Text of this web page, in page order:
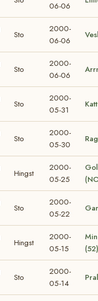
06-06
Sto
2000-
06-06
Sto
2000-
06-06
Sto
2000-
05-31
Sto
2000-
05-30
Hingst
2000-
05-25
Sto
2000-
05-22
Hingst
2000-
05-15
(52)
Sto
2000-
05-14